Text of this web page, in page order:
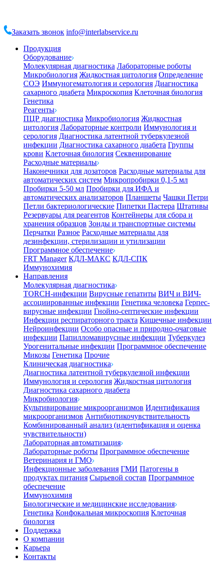
Заказать звонок info@interlabservice.ru
Продукция
Оборудование
Молекулярная диагностика Лабораторные роботы
Микробиология Жидкостная цитология Определение
СОЭ Иммуногематология и серология Диагностика
сахарного диабета Микроскопия Клеточная биология
Генетика
Реагенты
ПЦР диагностика Микробиология Жидкостная
цитология Лабораторные контроли Иммунология и
серология Диагностика латентной туберкулезной
инфекции Диагностика сахарного диабета Группы
крови Клеточная биология Секвенирование
Расходные материалы
Наконечники для дозаторов Расходные материалы для
автоматических систем Микропробирки 0,1-5 мл
Пробирки 5-50 мл Пробирки для ИФА и
автоматических анализаторов Планшеты Чашки Петри
Петли бактериологические Пипетки Пастера Штативы
Резервуары для реагентов Контейнеры для сбора и
хранения образцов Зонды и транспортные системы
Перчатки Разное Расходные материалы для
дезинфекции, стерилизации и утилизации
Программное обеспечение
FRT Manager КДЛ-МАКС КДЛ-СПК
Иммунохимия
Направления
Молекулярная диагностика
TORCH-инфекции Вирусные гепатиты ВИЧ и ВИЧ-
ассоциированные инфекции Генетика человека Герпес-
вирусные инфекции Гнойно-септические инфекции
Инфекции респираторного тракта Кишечные инфекции
Нейроинфекции Особо опасные и природно-очаговые
инфекции Папилломавирусные инфекции Туберкулез
Урогенитальные инфекции Программное обеспечение
Микозы Генетика Прочие
Клиническая диагностика
Диагностика латентной туберкулезной инфекции
Иммунология и серология Жидкостная цитология
Диагностика сахарного диабета
Микробиология
Культивирование микроорганизмов Идентификация
микроорганизмов Антибиотикочувствительность
Комбинированный анализ (идентификация и оценка
чувствительности)
Лабораторная автоматизация
Лабораторные роботы Программное обеспечение
Ветеринария и ГМО
Инфекционные заболевания ГМИ Патогены в
продуктах питания Сырьевой состав Программное
обеспечение
Иммунохимия
Биологические и медицинские исследования
Генетика Конфокальная микроскопия Клеточная
биология
Поддержка
О компании
Карьера
Контакты